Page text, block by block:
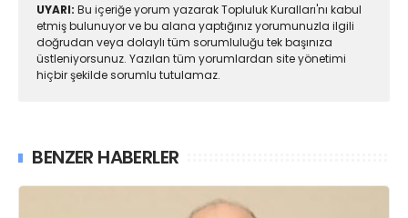
UYARI: Bu içeriğe yorum yazarak Topluluk Kuralları'nı kabul
etmiş bulunuyor ve bu alana yaptığınız yorumunuzla ilgili
doğrudan veya dolaylı tüm sorumluluğu tek başınıza
üstleniyorsunuz. Yazılan tüm yorumlardan site yönetimi
hiçbir şekilde sorumlu tutulamaz.
BENZER HABERLER